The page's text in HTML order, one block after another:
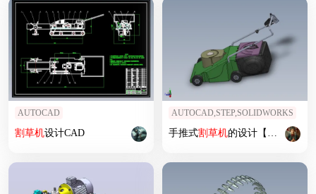
AUTOCAD
割草机设计CAD
AUTOCAD,STEP,SOLIDWORKS
手推式割草机的设计【环保型 割